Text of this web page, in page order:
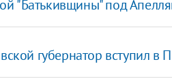
"Батькивщины" под
губернатор вступил в